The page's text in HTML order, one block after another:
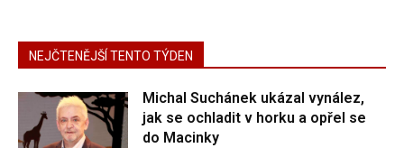
NEJČTENĚJŠÍ TENTO TÝDEN
Michal Suchánek ukázal vynález,
jak se ochladit v horku a opřel se
do Macinky